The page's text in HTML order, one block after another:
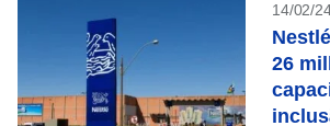
14/02/
26